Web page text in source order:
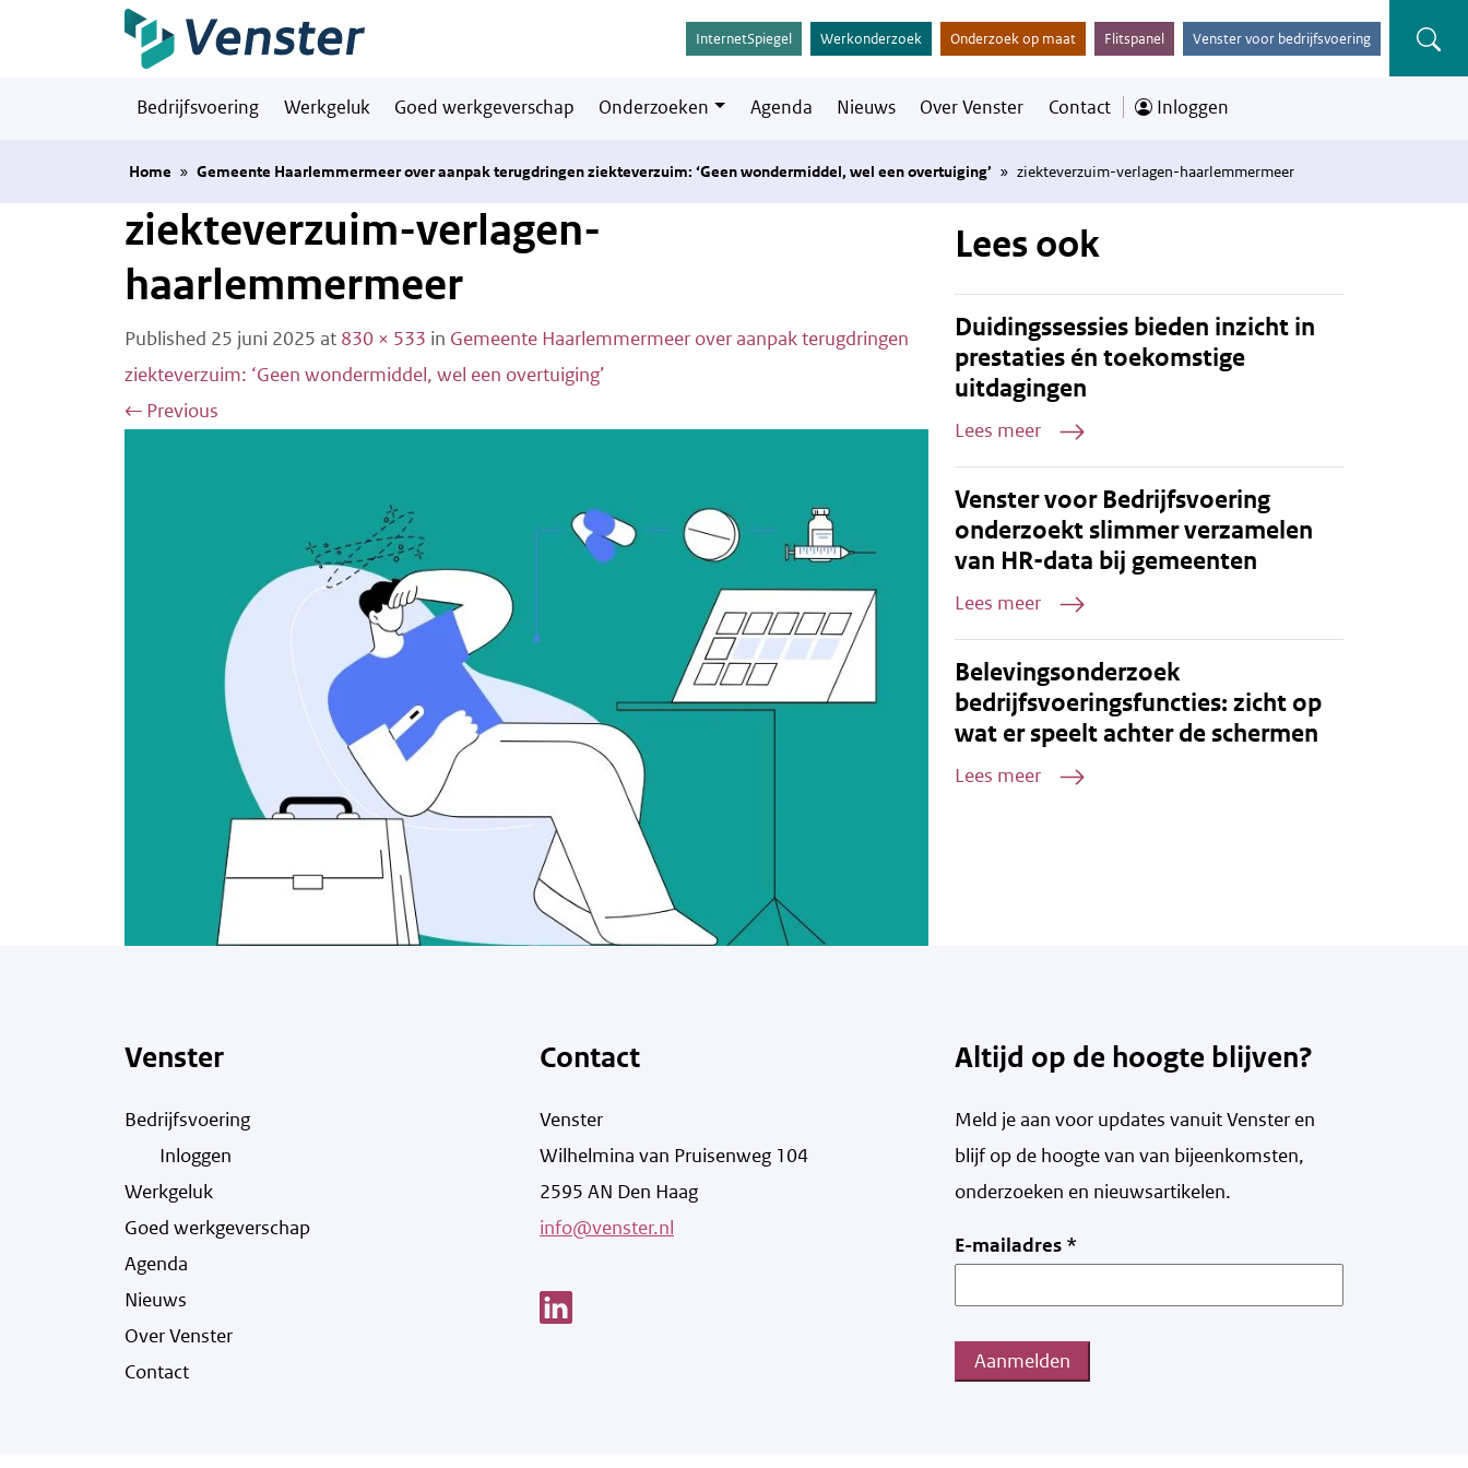
Naar hoofdinhoud
InternetSpiegel Werkonderzoek Onderzoek op maat Flitspanel Venster voor bedrijfsvoering
Bedrijfsvoering Werkgeluk Goed werkgeverschap Onderzoeken Agenda Nieuws Over Venster Contact Inloggen
Home » Gemeente Haarlemmermeer over aanpak terugdringen ziekteverzuim: ‘Geen wondermiddel, wel een overtuiging’ » ziekteverzuim-verlagen-haarlemmermeer
ziekteverzuim-verlagen-
haarlemmermeer
Published 25 juni 2025 at 830 × 533 in Gemeente Haarlemmermeer over aanpak terugdringen
ziekteverzuim: ‘Geen wondermiddel, wel een overtuiging’
← Previous
Lees ook
Duidingssessies bieden inzicht in
prestaties én toekomstige
uitdagingen
Lees meer
Venster voor Bedrijfsvoering
onderzoekt slimmer verzamelen
van HR-data bij gemeenten
Lees meer
Belevingsonderzoek
bedrijfsvoeringsfuncties: zicht op
wat er speelt achter de schermen
Lees meer
Venster
Bedrijfsvoering
Inloggen
Werkgeluk
Goed werkgeverschap
Agenda
Nieuws
Over Venster
Contact
Contact
Venster
Wilhelmina van Pruisenweg 104
2595 AN Den Haag
info@venster.nl
Altijd op de hoogte blijven?
Meld je aan voor updates vanuit Venster en
blijf op de hoogte van van bijeenkomsten,
onderzoeken en nieuwsartikelen.
E-mailadres *
Aanmelden